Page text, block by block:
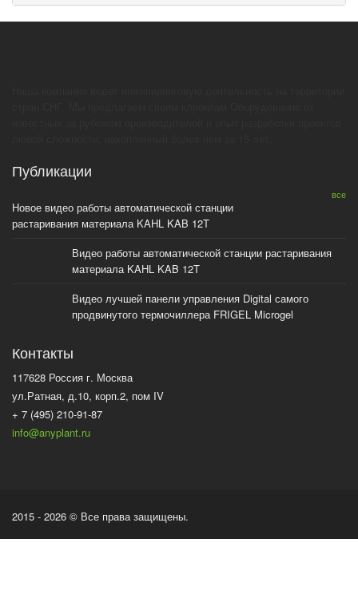
Публикации
все
Новое видео работы автоматической станции
растаривания материала KAHL KAB 12T
Видео работы автоматической станции растаривания
материала KAHL KAB 12T
Видео лучшей панели управления Digital самого
продвинутого термочиллера FRIGEL Microgel
Контакты
117628 Россия г. Москва
ул.Ратная, д.10, корп.2, пом IV
+ 7 (495) 210-91-87
info@anyplant.ru
2015 - 2026 © Все права защищены.